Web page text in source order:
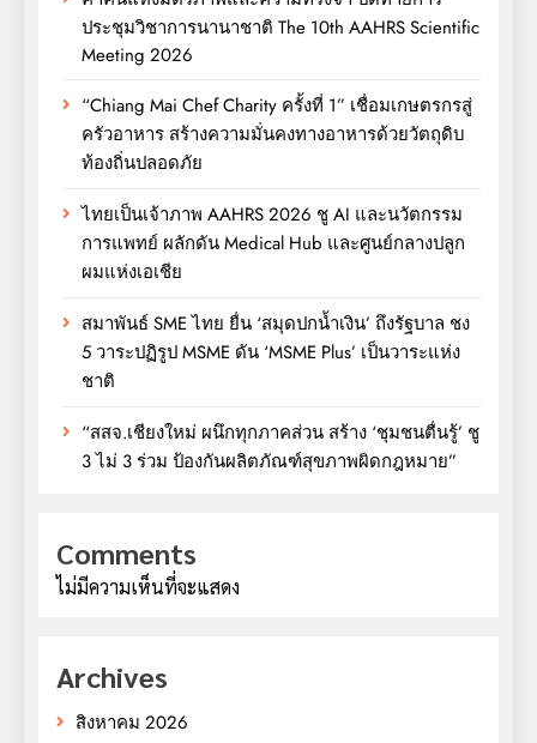
ประชุมวิชาการนานาชาติ The 10th AAHRS Scientific
Meeting 2026
“Chiang Mai Chef Charity ครั้งที่ 1” เชื่อมเกษตรกรสู่
ครัวอาหาร สร้างความมั่นคงทางอาหารด้วยวัตถุดิบ
ท้องถิ่นปลอดภัย
ไทยเป็นเจ้าภาพ AAHRS 2026 ชู AI และนวัตกรรม
การแพทย์ ผลักดัน Medical Hub และศูนย์กลางปลูก
ผมแห่งเอเชีย
สมาพันธ์ SME ไทย ยื่น ‘สมุดปกน้ำเงิน’ ถึงรัฐบาล ชง
5 วาระปฏิรูป MSME ดัน ‘MSME Plus’ เป็นวาระแห่ง
ชาติ
“สสจ.เชียงใหม่ ผนึกทุกภาคส่วน สร้าง ‘ชุมชนตื่นรู้’ ชู
3 ไม่ 3 ร่วม ป้องกันผลิตภัณฑ์สุขภาพผิดกฎหมาย”
Comments
ไม่มีความเห็นที่จะแสดง
Archives
สิงหาคม 2026